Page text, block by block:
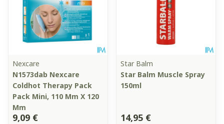
Nexcare
N1573dab Nexcare
Coldhot Therapy Pack
Pack Mini, 110 Mm X 120
Mm
9,09 €
Star Balm
Star Balm Muscle Spray
150ml
14,95 €